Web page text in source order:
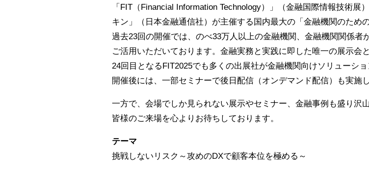
「FIT（Financial Information Technology）」（金融国際情報技術展
キン」（日本金融通信社）が主催する国内最大の「金融機関のため
過去23回の開催では、のべ33万人以上の金融機関、金融機関関係者
ご活用いただいております。金融実務と実践に即した唯一の展示会
24回目となるFIT2025でも多くの出展社が金融機関向けソリューシ
開催後には、一部セミナーで後日配信（オンデマンド配信）も実施し
一方で、会場でしか見られない展示やセミナー、金融事例も盛り沢山
皆様のご来場を心よりお待ちしております。
テーマ
挑戦しないリスク～攻めのDXで顧客本位を極める～